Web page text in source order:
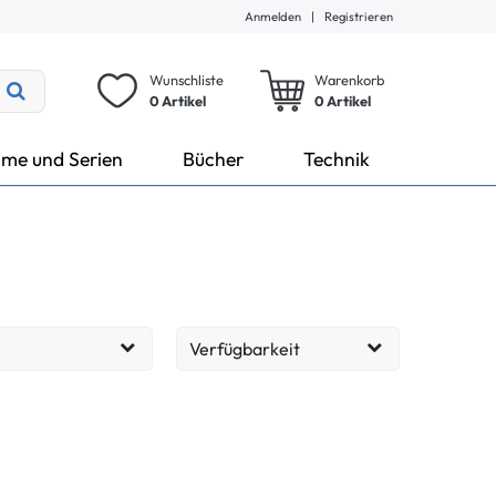
Anmelden | Registrieren
Wunschliste
0 Artikel
Warenkorb
0Artikel
und Serien Bücher Technik
Verfügbarkeit